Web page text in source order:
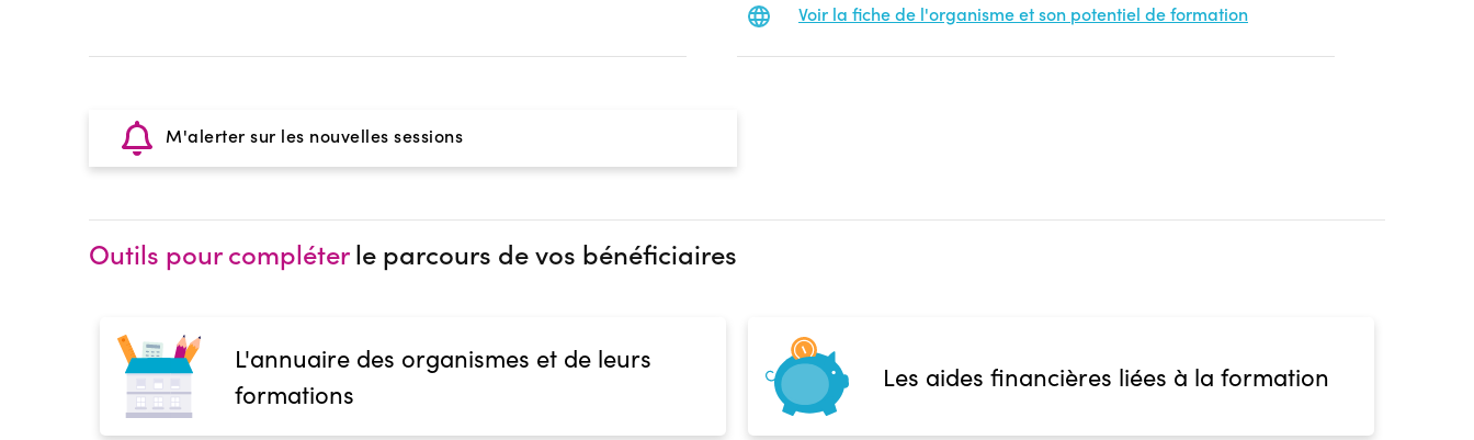
Voir la fiche de l'organisme et son potentiel de formation
M'alerter sur les nouvelles sessions
Outils pour compléterle parcours de vos bénéficiaires
L'annuaire des organismes et de leurs
formations
Les aides financières liées à la formation